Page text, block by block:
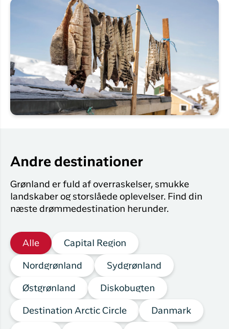
Andre destinationer
Grønland er fuld af overraskelser, smukke
landskaber og storslåede oplevelser. Find din
næste drømmedestination herunder.
Alle Capital Region
Nordgrønland Sydgrønland
Østgrønland Diskobugten
Destination Arctic Circle Danmark